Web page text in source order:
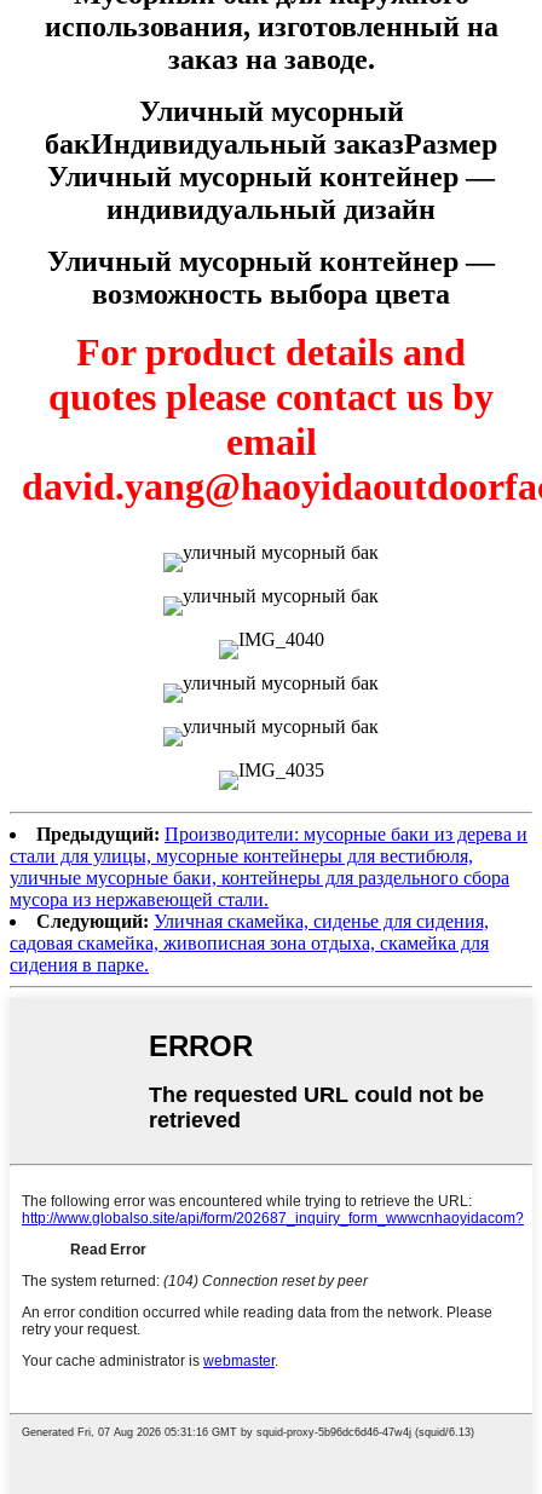
использования, изготовленный на
заказ на заводе.
Уличный мусорный
бакИндивидуальный заказРазмер
Уличный мусорный контейнер —
индивидуальный дизайн
Уличный мусорный контейнер —
возможность выбора цвета
For product details and
quotes please contact us by
email
Предыдущий: Производители: мусорные баки из дерева и
стали для улицы, мусорные контейнеры для вестибюля,
уличные мусорные баки, контейнеры для раздельного сбора
мусора из нержавеющей стали.
Следующий: Уличная скамейка, сиденье для сидения,
садовая скамейка, живописная зона отдыха, скамейка для
сидения в парке.